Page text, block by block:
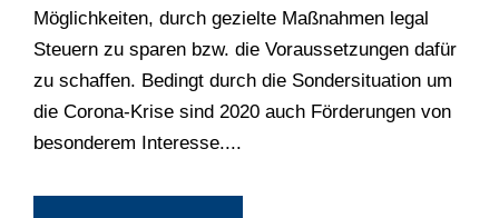
Möglichkeiten, durch gezielte Maßnahmen legal
Steuern zu sparen bzw. die Voraussetzungen dafür
zu schaffen. Bedingt durch die Sondersituation um
die Corona-Krise sind 2020 auch Förderungen von
besonderem Interesse....